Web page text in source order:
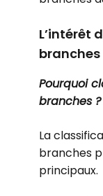
L’intérêt
Pourquoi
branches ?
La
branches
principaux.